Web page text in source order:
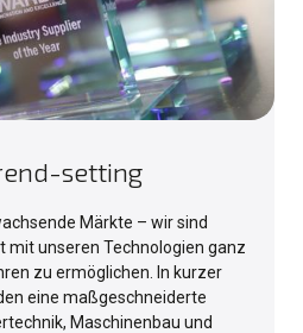
setting
Märkte – wir sind
mit unseren Technologien ganz
zu ermöglichen. In kurzer
eine maßgeschneiderte
Maschinenbau und